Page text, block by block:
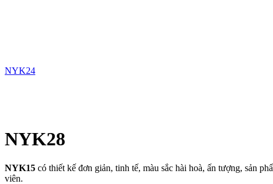
NYK24
NYK28
NYK15 có thiết kế đơn giản, tinh tế, màu sắc hài hoà, ấn tượng, sản
viên.